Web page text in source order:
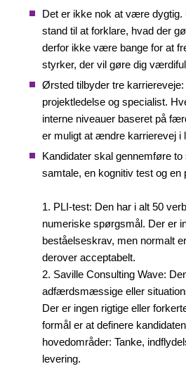
Det er ikke nok at være
stand til at forklare, hvad der
derfor ikke være bange for at
styrker, der vil gøre dig
Ørsted tilbyder tre karriereveje:
projektledelse og specialist.
interne niveauer baseret på
er muligt at ændre karrierevej i
Kandidater skal gennemføre
samtale, en kognitiv test og en
1. PLI-test: Den har i alt 50
numeriske spørgsmål. Der er
beståelseskrav, men normalt
derover acceptabelt.
2. Saville Consulting Wave:
adfærdsmæssige eller
Der er ingen rigtige eller
formål er at definere
hovedområder: Tanke,
levering.